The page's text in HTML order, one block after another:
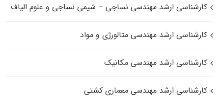
کارشناسی ارشد مهندسی نساجی – شیمی نساجی و علوم الیاف
کارشناسی ارشد مهندسی متالورژی و مواد
کارشناسی ارشد مهندسی مکانیک
کارشناسی ارشد مهندسی معماری کشتی